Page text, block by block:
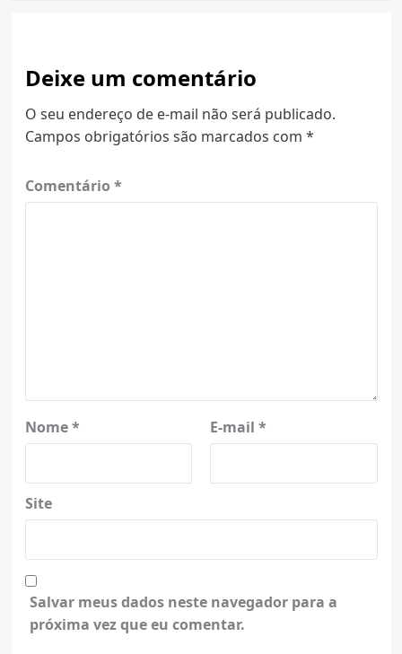
Deixe um comentário
O seu endereço de e-mail não será publicado.
Campos obrigatórios são marcados com *
Comentário *
Nome* E-mail *
Site
Salvar meus dados neste navegador para a
próxima vez que eu comentar.